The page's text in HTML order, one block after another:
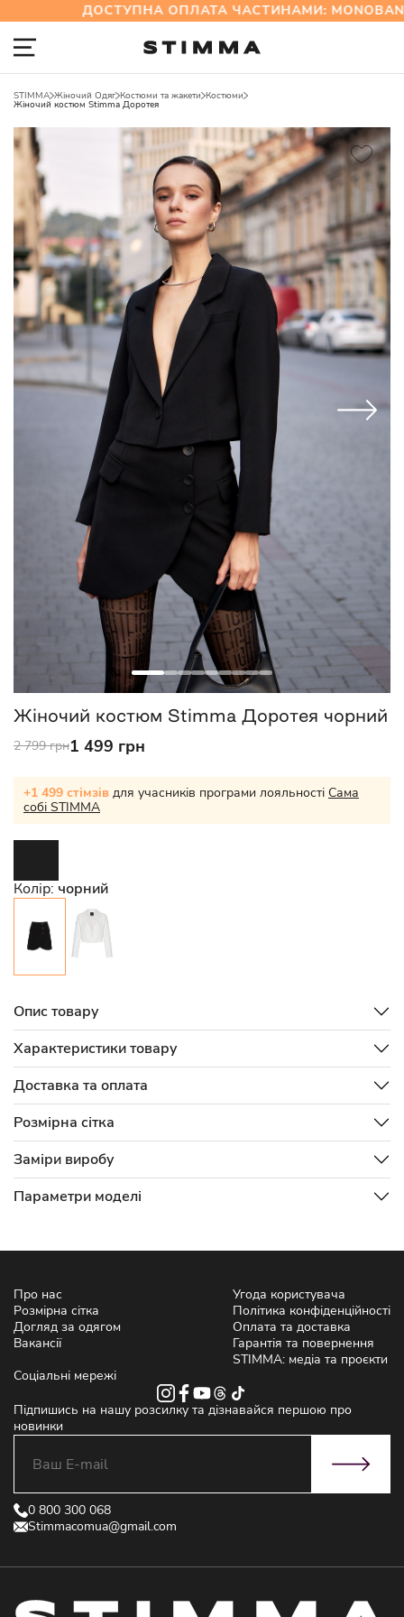
ДОСТУПНА ОПЛАТА ЧАСТИНАМИ:
STIMMA Жіночий Одяг Костюми та жакети Костюми
Жіночий костюм Stimma Доротея
Жіночий костюм Stimma Доротея чорний
2 799 грн1 499 грн
+1 499 стімзів для учасників програми лояльності Сама
собі STIMMA
Колір: чорний
Опис товару
Характеристики товару
Доставка та оплата
Розмірна сітка
Заміри виробу
Параметри моделі
Про нас
Розмірна сітка
Догляд за одягом
Вакансії
Угода користувача
Політика конфіденційності
Оплата та доставка
Гарантія та повернення
STIMMA: медіа та проєкти
Соціальні мережі
Підпишись на нашу розсилку та дізнавайся першою про
новинки
0 800 300 068
Stimmacomua@gmail.com